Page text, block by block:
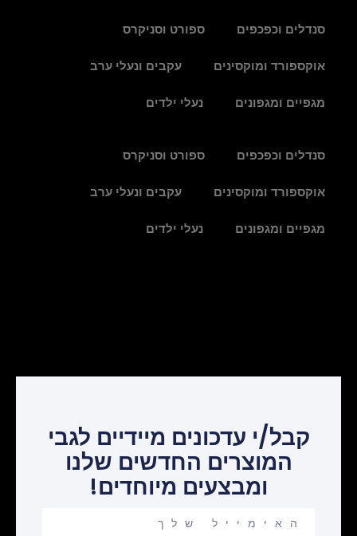
סנדלים וכפכפים ספורט וסניקרס
אוקספורד ומוקסינים עקבים ונעלי ערב
מגפיים ומגפונים נעלי ילדים
סנדלים וכפכפים ספורט וסניקרס
אוקספורד ומוקסינים עקבים ונעלי ערב
מגפיים ומגפונים נעלי ילדים
קבל/י עדכונים מיידיים לגבי
המוצרים החדשים שלנו
ומבצעים מיוחדים!
email